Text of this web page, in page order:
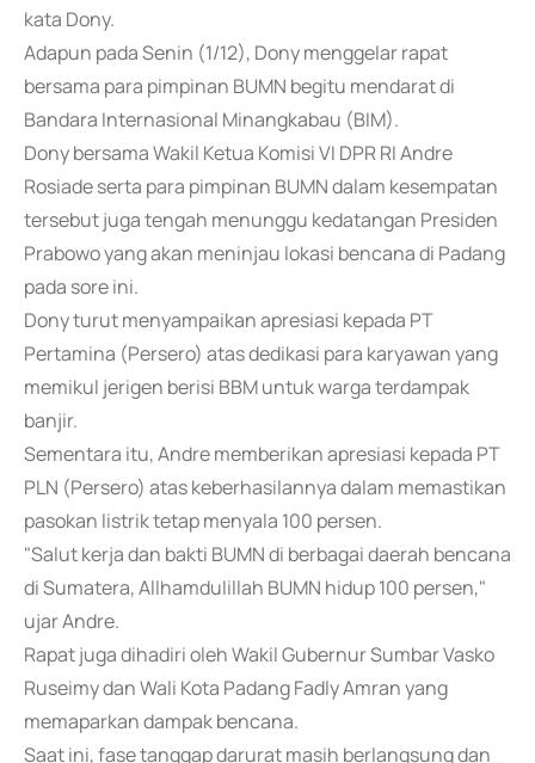
kata Dony.
Adapun pada Senin (1/12), Dony menggelar rapat
bersama para pimpinan BUMN begitu mendarat di
Bandara Internasional Minangkabau (BIM).
Dony bersama Wakil Ketua Komisi VI DPR RI Andre
Rosiade serta para pimpinan BUMN dalam kesempatan
tersebut juga tengah menunggu kedatangan Presiden
Prabowo yang akan meninjau lokasi bencana di Padang
pada sore ini.
Dony turut menyampaikan apresiasi kepada PT
Pertamina (Persero) atas dedikasi para karyawan yang
memikul jerigen berisi BBM untuk warga terdampak
banjir.
Sementara itu, Andre memberikan apresiasi kepada PT
PLN (Persero) atas keberhasilannya dalam memastikan
pasokan listrik tetap menyala 100 persen.
"Salut kerja dan bakti BUMN di berbagai daerah bencana
di Sumatera, Allhamdulillah BUMN hidup 100 persen,"
ujar Andre.
Rapat juga dihadiri oleh Wakil Gubernur Sumbar Vasko
Ruseimy dan Wali Kota Padang Fadly Amran yang
memaparkan dampak bencana.
Saat ini, fase tanggap darurat masih berlangsung dan